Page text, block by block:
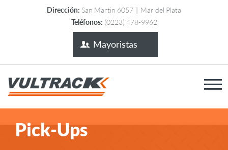
Dirección: San Martin 6057 | Mar del Plata
Teléfonos: (0223) 478-9962
Mayoristas
Pick-Ups